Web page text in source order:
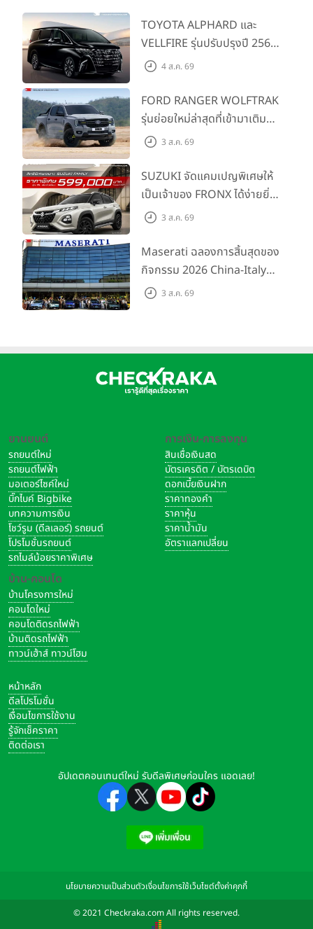
TOYOTA ALPHARD และ
VELLFIRE รุ่นปรับปรุงปี 2569
พร้อมรุ่นย่อยใหม่ HEV
4 ส.ค. 69
FORD RANGER WOLFTRAK
รุ่นย่อยใหม่ล่าสุดที่เข้ามาเติม
เต็มไลน์อัป พร้อมตอบโจทย์ทุก
พร้อมลุย ด้วยราคาพิเศษเริ่ม
ต้นที่ 9.49 แสนบาท
3 ส.ค. 69
SUZUKI จัดแคมเปญพิเศษให้
เป็นเจ้าของ FRONX ได้ง่ายยิ่ง
ขึ้นสำหรับรุ่น GL ราคาพิเศษ
200 คัน พร้อมข้อเสนอสุดคุ้ม
3 ส.ค. 69
Maserati ฉลองการสิ้นสุดของ
กิจกรรม 2026 China-Italy
Grand Tour ณ สำนักงาน
3 ส.ค. 69
ยานยนต์
รถยนต์ใหม่
รถยนต์ไฟฟ้า
มอเตอร์ไซค์ใหม่
บิ๊กไบค์ Bigbike
บทความการเงิน
โชว์รูม (ดีลเลอร์) รถยนต์
โปรโมชั่นรถยนต์
รถไมล์น้อยราคาพิเศษ
บ้าน-คอนโด
บ้านโครงการใหม่
คอนโดใหม่
คอนโดติดรถไฟฟ้า
บ้านติดรถไฟฟ้า
ทาวน์เฮ้าส์ ทาวน์โฮม
การเงิน-การลงทุน
สินเชื่อเงินสด
บัตรเครดิต / บัตรเดบิต
ดอกเบี้ยเงินฝาก
ราคาทองคำ
ราคาหุ้น
ราคาน้ำมัน
อัตราแลกเปลี่ยน
หน้าหลัก
ดีลโปรโมชั่น
เงื่อนไขการใช้งาน
รู้จักเช็คราคา
ติดต่อเรา
อัปเดตคอนเทนต์ใหม่ รับดีลพิเศษก่อนใคร แอดเลย!
นโยบายความเป็นส่วนตัวเงื่อนไขการใช้เว็บไซต์ตั้งค่าคุกกี้
© 2021 Checkraka.com All rights reserved.